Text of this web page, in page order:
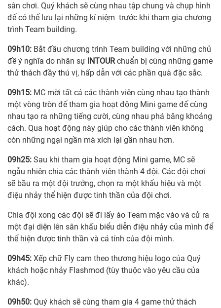
sân chơi. Quý khách sẽ cùng nhau tập chung và chụp hình
để có thể lưu lại những kỉ niệm trước khi tham gia chương
trình Team building.
09h10: Bắt đầu chương trình Team building với những chủ
đề ý nghĩa do nhân sự INTOURchuẩn bị cùng những game
thử thách đầy thú vị, hấp dẫn với các phần quà đặc sắc.
09h15: MC mời tất cả các thành viên cùng nhau tạo thành
một vòng tròn để tham gia hoạt động Mini game để cùng
nhau tạo ra những tiếng cười, cùng nhau phá băng khoảng
cách. Qua hoạt động này giúp cho các thành viên không
còn những ngại ngần mà xích lại gần nhau hơn.
09h25: Sau khi tham gia hoạt động Mini game, MC sẽ
ngẫu nhiên chia các thành viên thành 4 đội. Các đội chơi
sẽ bầu ra một đội trưởng, chọn ra một khẩu hiệu và một
điệu nhảy thể hiện được tinh thần của đội chơi.
Chia đội xong các đội sẽ đi lấy áo Team mặc vào và cử ra
một đại diện lên sân khấu biểu diễn điệu nhảy của mình để
thể hiện được tinh thần và cá tính của đội mình.
09h45: Xếp chữ Fly cam theo thương hiệu logo của Quý
khách hoặc nhảy Flashmod (tùy thuộc vào yêu cầu của
khác).
09h50: Quý khách sẽ cùng tham gia 4 game thử thách